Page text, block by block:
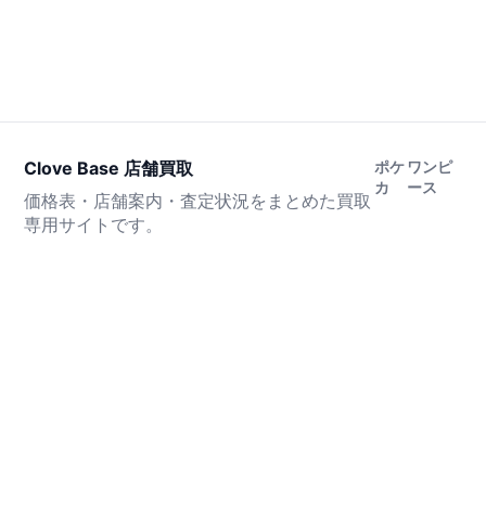
Clove Base 店舗買取
価格表・店舗案内・査定状況をまとめた買取
専用サイトです。
ポケ
カ
ワンピ
ース